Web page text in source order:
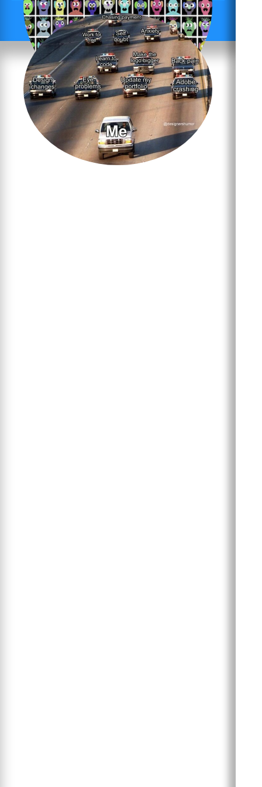
7 intimate sessions and 3 studio visits to
professionalise your digital art career. …
Read More